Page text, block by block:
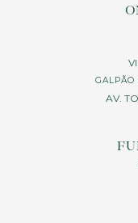
GALPÃO
AV.